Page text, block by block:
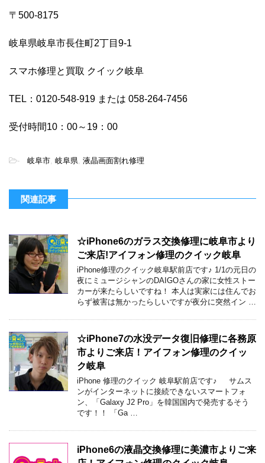
〒500-8175
岐阜県岐阜市長住町2丁目9-1
スマホ修理と買取 クイック岐阜
TEL：0120-548-919 または 058-264-7456
受付時間10：00～19：00
- 岐阜市 岐阜県 液晶画面割れ修理
関連記事
☆iPhone6のガラス交換修理に岐阜市より
ご来店!アイフォン修理のクイック岐阜
iPhone修理のクイック岐阜駅前店です♪ 1/1の元日の
夜にミュージシャンのDAIGOさんの家に女性ストー
カーが来たらしいですね！ 本人は実家には住んでお
らず被害は無かったらしいですが夜分に突然イン …
☆iPhone7の水没データ復旧修理に各務原
市よりご来店！アイフォン修理のクイッ
ク岐阜
iPhone 修理のクイック 岐阜駅前店です♪ サムス
ンがインターネットに接続できないスマートフォ
ン、「Galaxy J2 Pro」を韓国国内で発売するそう
です！！ 「Ga …
iPhone6の液晶交換修理に美濃市よりご来